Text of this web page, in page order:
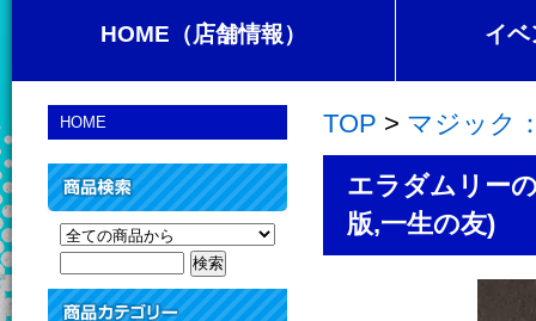
HOME（店舗情報） イベ
TOP > マジック
エラダムリー
版,一生の友)
HOME